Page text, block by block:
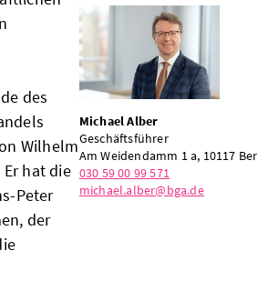
des
Wilhelm
hat die
Peter
der
Michael Alber
Geschäftsführer
Am Weidendamm 1 a, 10117
030 59 00 99 571
michael.alber@bga.de